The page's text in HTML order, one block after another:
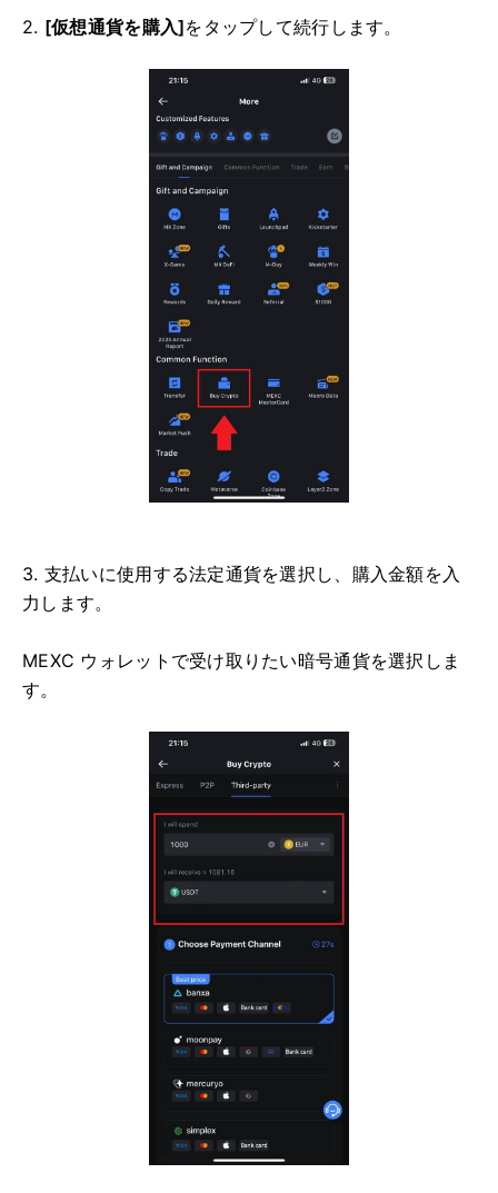
2. [仮想通貨を購入]をタップして続行します。
3. 支払いに使用する法定通貨を選択し、購入金額を入
力します。
MEXC ウォレットで受け取りたい暗号通貨を選択しま
す。